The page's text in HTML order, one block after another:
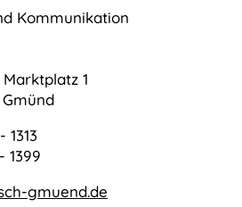
Kommunikation
1
1313
1399
gmuend.de